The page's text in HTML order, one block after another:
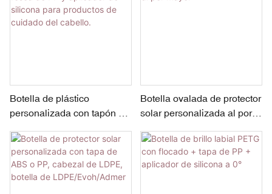
Botella de plástico
personalizada con tapón de
silicona para productos de
cuidado del cabello.
Botella ovalada de protector
solar personalizada al por